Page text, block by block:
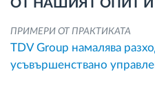
ОТ НАШИЯТ ОПИТ И
ПРИМЕРИ ОТ ПРАКТИКАТА
TDV Group намалява
усъвършенствано